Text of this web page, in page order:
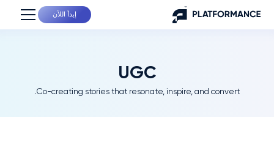
إبدأ اللآن
UGC
Co-creating stories that resonate, inspire, and convert.